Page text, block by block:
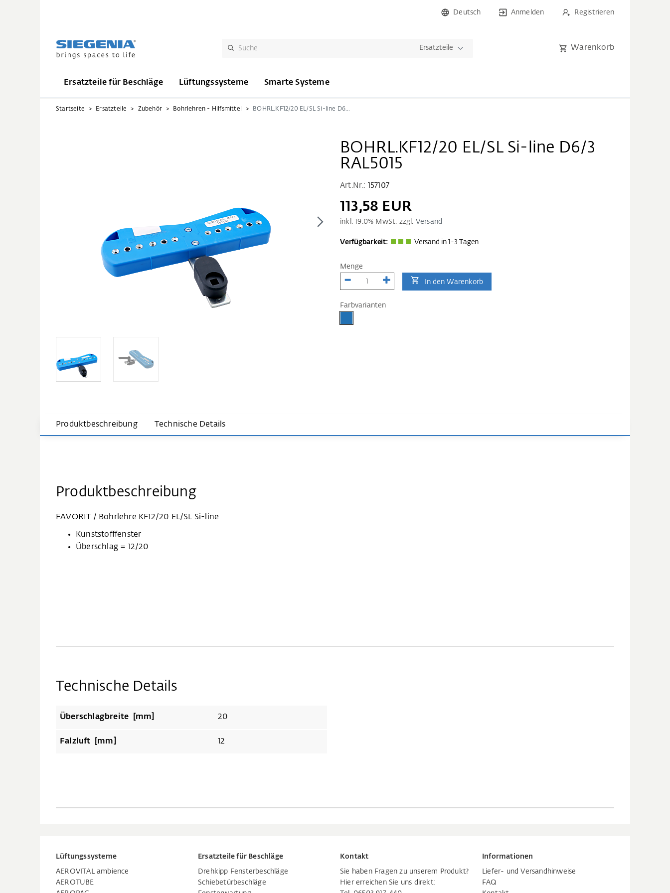
Deutsch Anmelden Registrieren
Ersatzteile Warenkorb
Ersatzteile für Beschläge Lüftungssysteme Smarte Systeme
Startseite Ersatzteile Zubehör Bohrlehren - Hilfsmittel BOHRL.KF12/20 EL/SL Si-line D6/3 RAL5015
BOHRL.KF12/20 EL/SL Si-line D6/3
RAL5015
Art.Nr.: 157107
113,58 EUR
inkl. 19.0% MwSt. zzgl. Versand
Verfügbarkeit: Versand in 1-3 Tagen
Menge
In den Warenkorb
Farbvarianten
Produktbeschreibung Technische Details
Produktbeschreibung
FAVORIT / Bohrlehre KF12/20 EL/SL Si-line
Kunststofffenster
Überschlag = 12/20
Technische Details
Überschlagbreite [mm] 20
Falzluft [mm] 12
Lüftungssysteme
AEROVITAL ambience
AEROTUBE
Ersatzteile für Beschläge
Drehkipp Fensterbeschläge
Schiebetürbeschläge
Kontakt
Sie haben Fragen zu unserem Produkt?
Hier erreichen Sie uns direkt:
Informationen
Liefer- und Versandhinweise
FAQ